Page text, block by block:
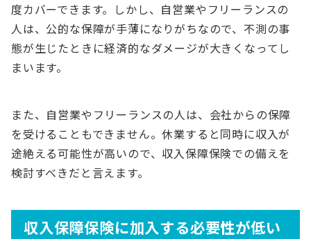
度カバーできます。しかし、自営業やフリーランスの
人は、公的な保障が手薄になりがちなので、不測の事
態が生じたときに経済的なダメージが大きくなってし
まいます。
また、自営業やフリーランスの人は、会社からの保障
を受けることもできません。休業すると同時に収入が
途絶える可能性が高いので、収入保障保険での備えを
検討すべきだと言えます。
収入保障保険に加入する必要性が低い